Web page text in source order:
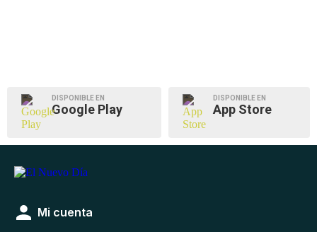
DISPONIBLE EN
Google Play
DISPONIBLE EN
App Store
Mi cuenta